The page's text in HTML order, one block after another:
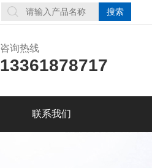
咨询热线
13361878717
联系我们